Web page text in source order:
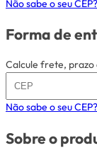
Não sabe o seu CEP?
Forma de
Calcule frete,
Não sabe o seu CEP?
Sobre o